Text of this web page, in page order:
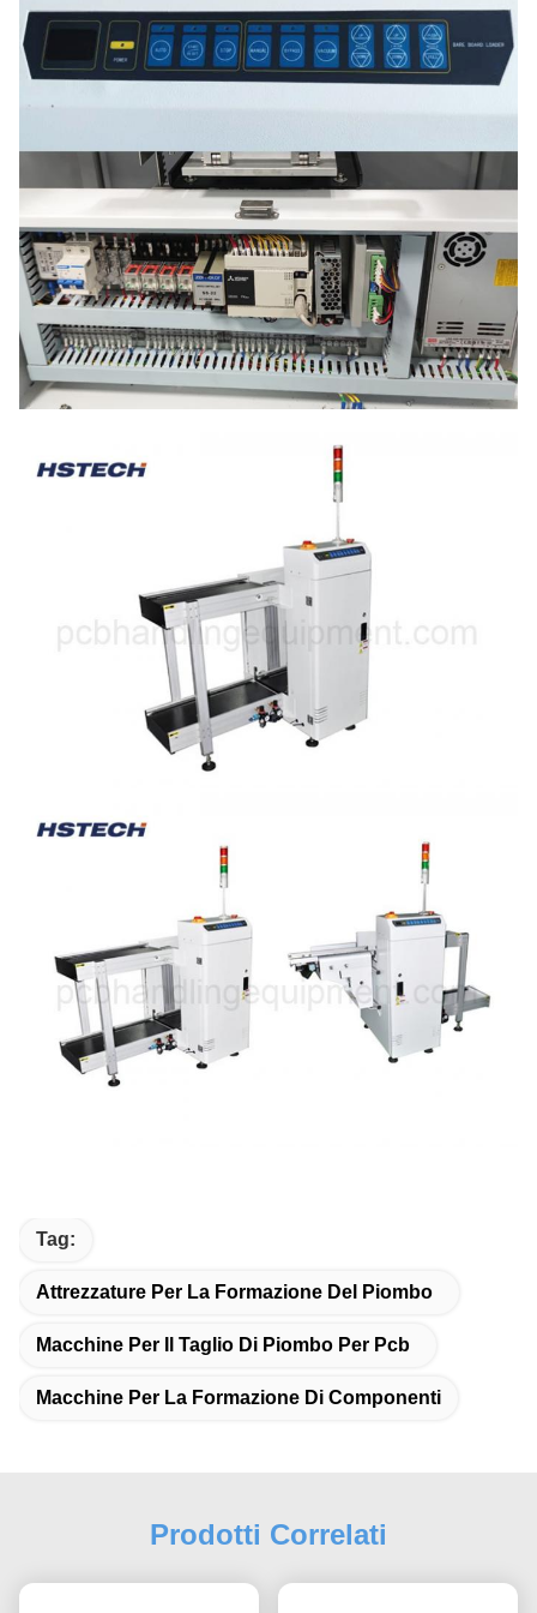
Tag:
Attrezzature Per La Formazione Del Piombo
Macchine Per Il Taglio Di Piombo Per Pcb
Macchine Per La Formazione Di Componenti
Prodotti Correlati